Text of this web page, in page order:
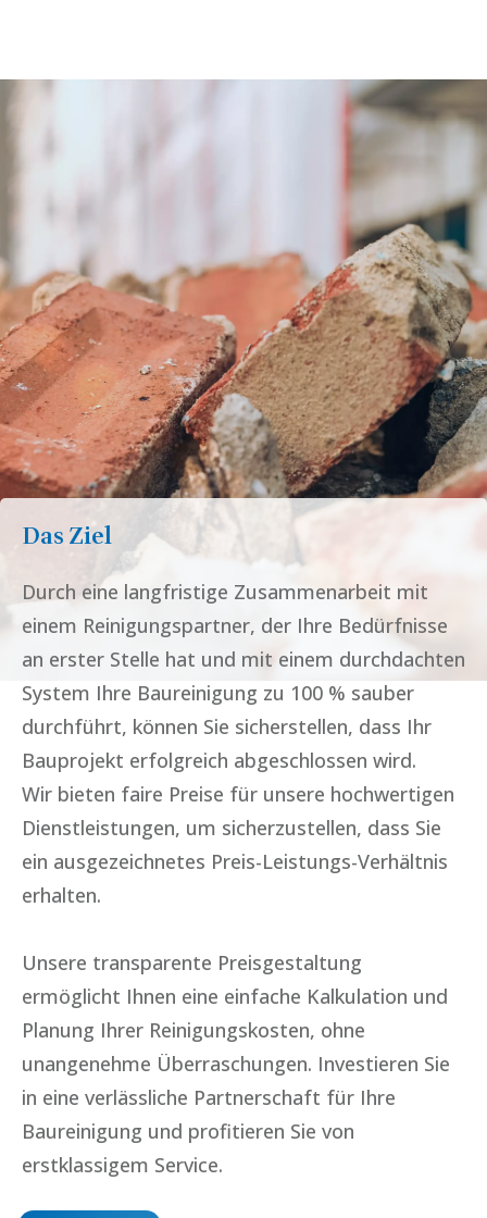
Das Ziel
Durch eine langfristige Zusammenarbeit mit
einem Reinigungspartner, der Ihre Bedürfnisse
an erster Stelle hat und mit einem durchdachten
System Ihre Baureinigung zu 100 % sauber
durchführt, können Sie sicherstellen, dass Ihr
Bauprojekt erfolgreich abgeschlossen wird.
Wir bieten faire Preise für unsere hochwertigen
Dienstleistungen, um sicherzustellen, dass Sie
ein ausgezeichnetes Preis-Leistungs-Verhältnis
erhalten.
Unsere transparente Preisgestaltung
ermöglicht Ihnen eine einfache Kalkulation und
Planung Ihrer Reinigungskosten, ohne
unangenehme Überraschungen. Investieren Sie
in eine verlässliche Partnerschaft für Ihre
Baureinigung und profitieren Sie von
erstklassigem Service.